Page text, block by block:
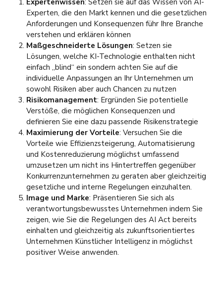
Experten, die den Markt kennen und die gesetzlichen
Anforderungen und Konsequenzen führ Ihre Branche
verstehen und erklären können
Maßgeschneiderte Lösungen: Setzen sie
Lösungen, welche KI-Technologie enthalten nicht
einfach „blind“ ein sondern achten Sie auf die
individuelle Anpassungen an Ihr Unternehmen um
sowohl Risiken aber auch Chancen zu nutzen
Risikomanagement: Ergründen Sie potentielle
Verstöße, die möglichen Konsequenzen und
definieren Sie eine dazu passende Risikenstrategie
Maximierung der Vorteile: Versuchen Sie die
Vorteile wie Effizienzsteigerung, Automatisierung
und Kostenreduzierung möglichst umfassend
umzusetzen um nicht ins Hintertreffen gegenüber
Konkurrenzunternehmen zu geraten aber gleichzeitig
gesetzliche und interne Regelungen einzuhalten.
Image und Marke: Präsentieren Sie sich als
verantwortungsbewusstes Unternehmen indem Sie
zeigen, wie Sie die Regelungen des AI Act bereits
einhalten und gleichzeitig als zukunftsorientiertes
Unternehmen Künstlicher Intelligenz in möglichst
positiver Weise anwenden.